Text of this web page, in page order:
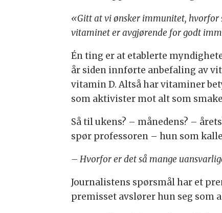
«Gitt at vi ønsker immunitet, hvorfor
vitaminet er avgjørende for godt
Én ting er at etablerte
år siden innførte anbefaling av
vitamin D. Altså har vitaminer
som aktivister mot alt som
Så til ukens? – månedens? –
spør professoren – hun som
– Hvorfor er det så mange
Journalistens spørsmål har et
premisset avslører hun seg som